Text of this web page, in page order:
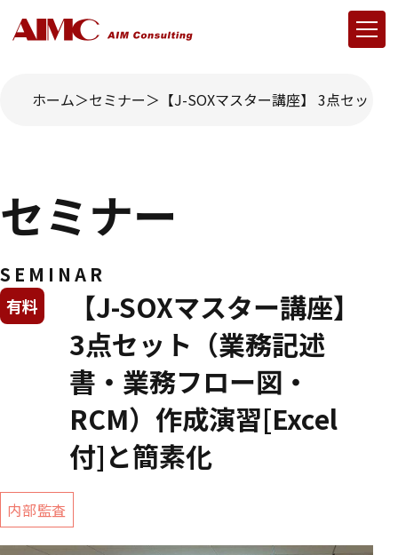
ホーム セミナー 【J-SOXマスター講座】 3点セット
セミナー
SEMINAR
【J-SOXマスター講座】
3点セット（業務記述
書・業務フロー図・
RCM）作成演習[Excel
付]と簡素化
有料
内部監査